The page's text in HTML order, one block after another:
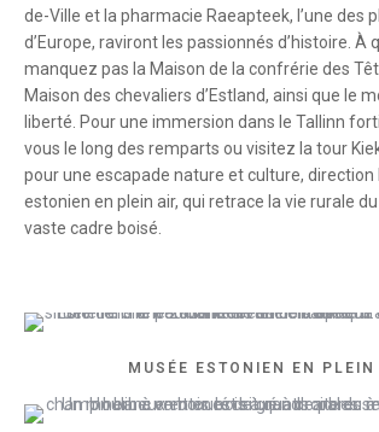
de-Ville et la pharmacie Raeapteek, l’une des
d’Europe, raviront les passionnés d’histoire. À
manquez pas la Maison de la confrérie des
Maison des chevaliers d’Estland, ainsi que le
liberté. Pour une immersion dans le Tallinn
vous le long des remparts ou visitez la tour
pour une escapade nature et culture, direction
estonien en plein air, qui retrace la vie rurale
vaste cadre boisé.
MUSÉE ESTONIEN EN PLEIN